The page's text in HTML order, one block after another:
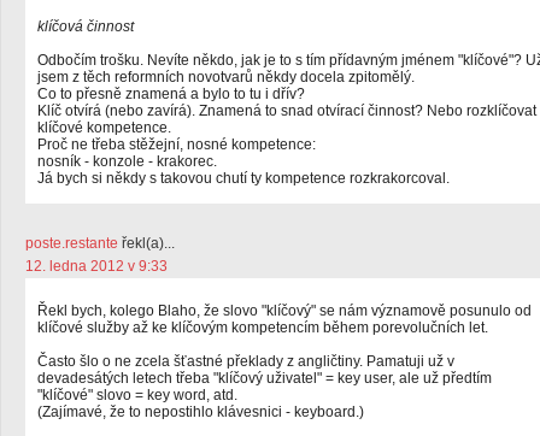
klíčová činnost
Odbočím trošku. Nevíte někdo, jak je to s tím přídavným jménem "klíčové"?
jsem z těch reformních novotvarů někdy docela zpitomělý.
Co to přesně znamená a bylo to tu i dřív?
Klíč otvírá (nebo zavírá). Znamená to snad otvírací činnost? Nebo rozklíčovat
klíčové kompetence.
Proč ne třeba stěžejní, nosné kompetence:
nosník - konzole - krakorec.
Já bych si někdy s takovou chutí ty kompetence rozkrakorcoval.
poste.restante řekl(a)...
12. ledna 2012 v 9:33
Řekl bych, kolego Blaho, že slovo "klíčový" se nám významově posunulo od
klíčové služby až ke klíčovým kompetencím během porevolučních let.
Často šlo o ne zcela šťastné překlady z angličtiny. Pamatuji už v
devadesátých letech třeba "klíčový uživatel" = key user, ale už předtím
"klíčové" slovo = key word, atd.
(Zajímavé, že to nepostihlo klávesnici - keyboard.)